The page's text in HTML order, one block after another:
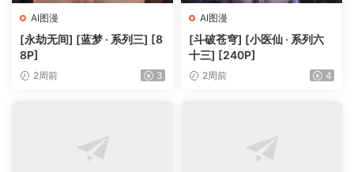
AI图漫
[永劫无间] [蓝梦 · 系列三] [8
8P]
2周前 3
AI图漫
[斗破苍穹] [小医仙 · 系列六
十三] [240P]
2周前 4